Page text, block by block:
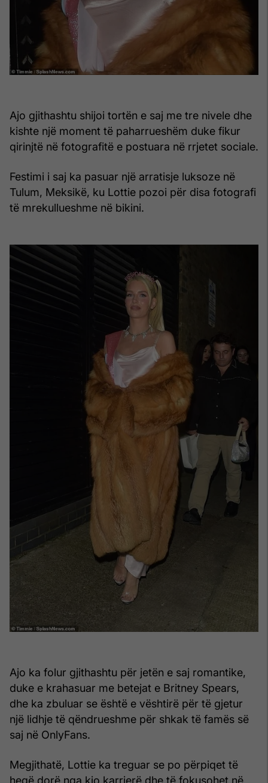
Ajo gjithashtu shijoi tortën e saj me tre nivele dhe
kishte një moment të paharrueshëm duke fikur
qirinjtë në fotografitë e postuara në rrjetet sociale.
Festimi i saj ka pasuar një arratisje luksoze në
Tulum, Meksikë, ku Lottie pozoi për disa fotografi
të mrekullueshme në bikini.
Ajo ka folur gjithashtu për jetën e saj romantike,
duke e krahasuar me betejat e Britney Spears,
dhe ka zbuluar se është e vështirë për të gjetur
një lidhje të qëndrueshme për shkak të famës së
saj në OnlyFans.
Megjithatë, Lottie ka treguar se po përpiqet të
heqë dorë nga kjo karrierë dhe të fokusohet në